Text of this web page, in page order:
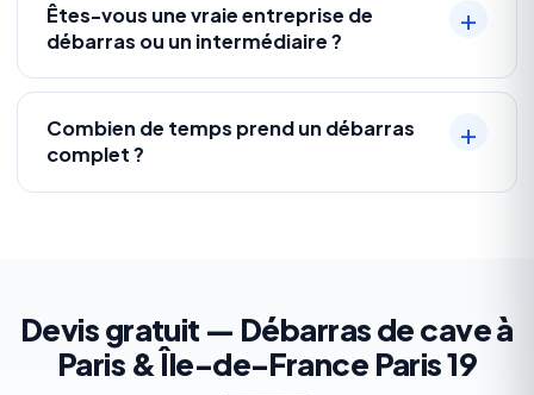
Êtes-vous une vraie entreprise de
débarras ou un intermédiaire ?
Combien de temps prend un débarras
complet ?
Devis gratuit — Débarras de cave à
Paris & Île-de-France Paris 19